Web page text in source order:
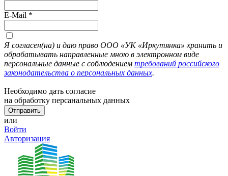
E-Mail *
Я согласен(на) и даю право ООО «УК «Иркутянка» хранить и
обрабатывать направленные мною в электронном виде
персональные данные с соблюдением требований российского
законодательства о персональных данных.
Необходимо дать согласие
на обработку персанальных данных
или
Войти
Авторизация